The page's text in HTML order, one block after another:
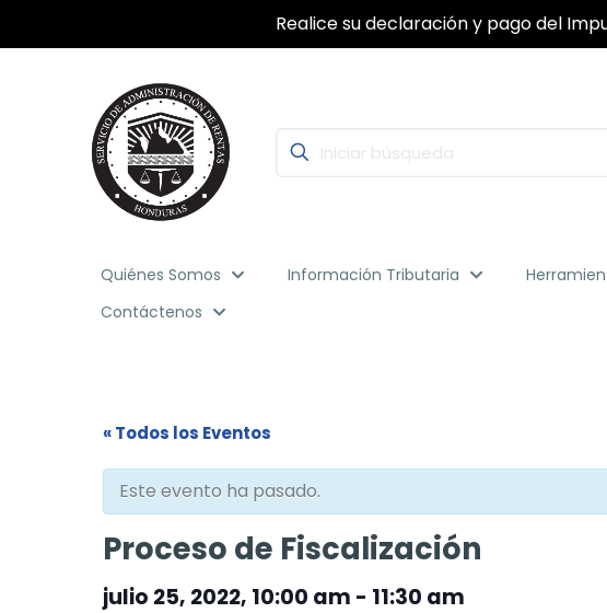
Realice su declaración y pago del
Quiénes Somos Información Tributaria
Contáctenos
« Todos los Eventos
Este evento ha pasado.
Proceso de Fiscalización
julio 25, 2022, 10:00 am - 11:30 am